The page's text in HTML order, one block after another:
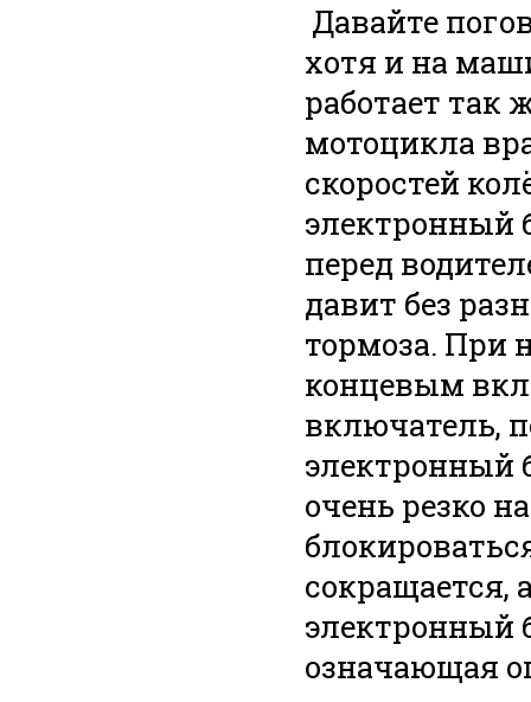
Давайте
хотя и на
работает так
мотоцикла
скоростей
электронный
перед
давит без
тормоза. При
концевым
включатель,
электронный
очень резко
сокращается,
электронный
означающая